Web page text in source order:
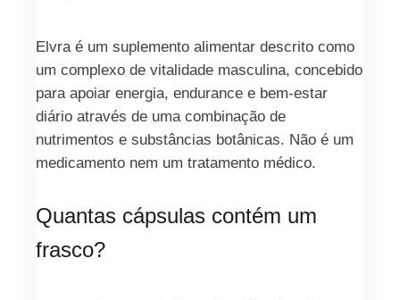
Elvra é um suplemento alimentar descrito como
um complexo de vitalidade masculina, concebido
para apoiar energia, endurance e bem-estar
diário através de uma combinação de
nutrimentos e substâncias botânicas. Não é um
medicamento nem um tratamento médico.
Quantas cápsulas contém um
frasco?